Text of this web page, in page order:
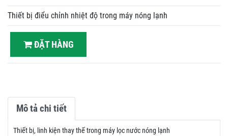
Thiết bị điểu chỉnh nhiệt độ trong máy nóng lạnh
ĐẶT HÀNG
Mô tả chi tiết
Thiết bị, linh kiện thay thế trong máy lọc nước nóng lạnh